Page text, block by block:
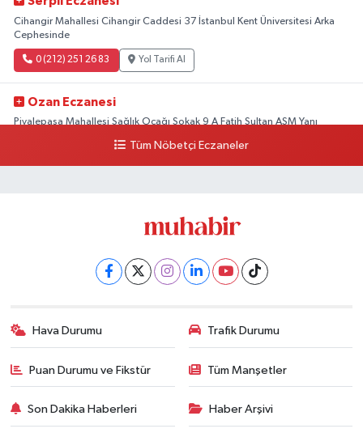
Cihangir Mahallesi Cihangir Caddesi 37 İstanbul Kent Üniversitesi Arka
Cephesinde
0 (212) 251 26 83 Yol Tarifi Al
Ozan Eczanesi
Piyalepaşa Mahallesi Sağlık Ocağı Sokak 9 A Fatih Sultan ASM Yanı
Yol Tarifi Al
Tüm Nöbetçi Eczaneler
Hava Durumu Trafik Durumu
Puan Durumu ve Fikstür Tüm Manşetler
Son Dakika Haberleri Haber Arşivi